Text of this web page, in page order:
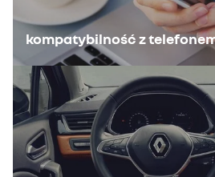
kompatybilność z